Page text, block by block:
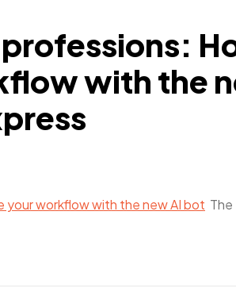
with the
your workflow with the new AI bot The